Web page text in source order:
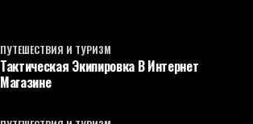
ПУТЕШЕСТВИЯ И ТУРИЗМ
Тактическая Экипировка В Интернет
Магазине